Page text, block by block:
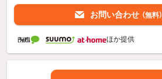
お問い合わせ （無料）
ほか提供